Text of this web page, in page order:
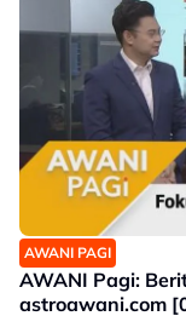
AWANI PAGI
AWANI Pagi:
astroawani.com